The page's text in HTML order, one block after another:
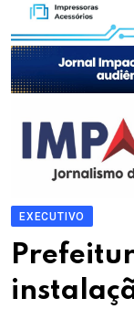
EXECUTIVO